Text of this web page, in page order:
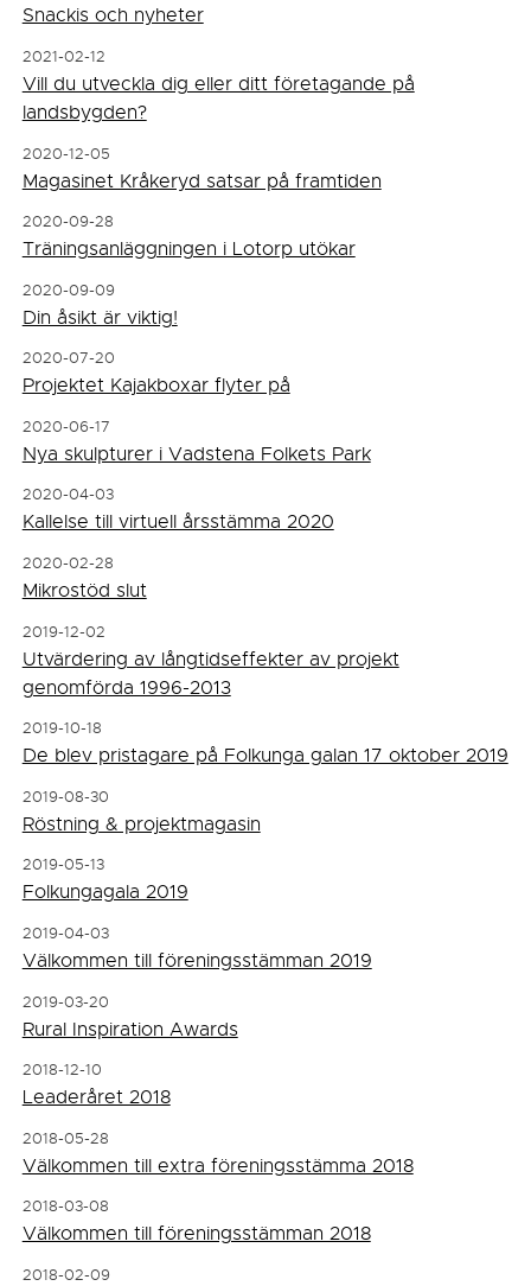
Snackis och nyheter
2021-02-12
Vill du utveckla dig eller ditt företagande på
landsbygden?
2020-12-05
Magasinet Kråkeryd satsar på framtiden
2020-09-28
Träningsanläggningen i Lotorp utökar
2020-09-09
Din åsikt är viktig!
2020-07-20
Projektet Kajakboxar flyter på
2020-06-17
Nya skulpturer i Vadstena Folkets Park
2020-04-03
Kallelse till virtuell årsstämma 2020
2020-02-28
Mikrostöd slut
2019-12-02
Utvärdering av långtidseffekter av projekt
genomförda 1996-2013
2019-10-18
De blev pristagare på Folkunga galan 17 oktober 2019
2019-08-30
Röstning & projektmagasin
2019-05-13
Folkungagala 2019
2019-04-03
Välkommen till föreningsstämman 2019
2019-03-20
Rural Inspiration Awards
2018-12-10
Leaderåret 2018
2018-05-28
Välkommen till extra föreningsstämma 2018
2018-03-08
Välkommen till föreningsstämman 2018
2018-02-09